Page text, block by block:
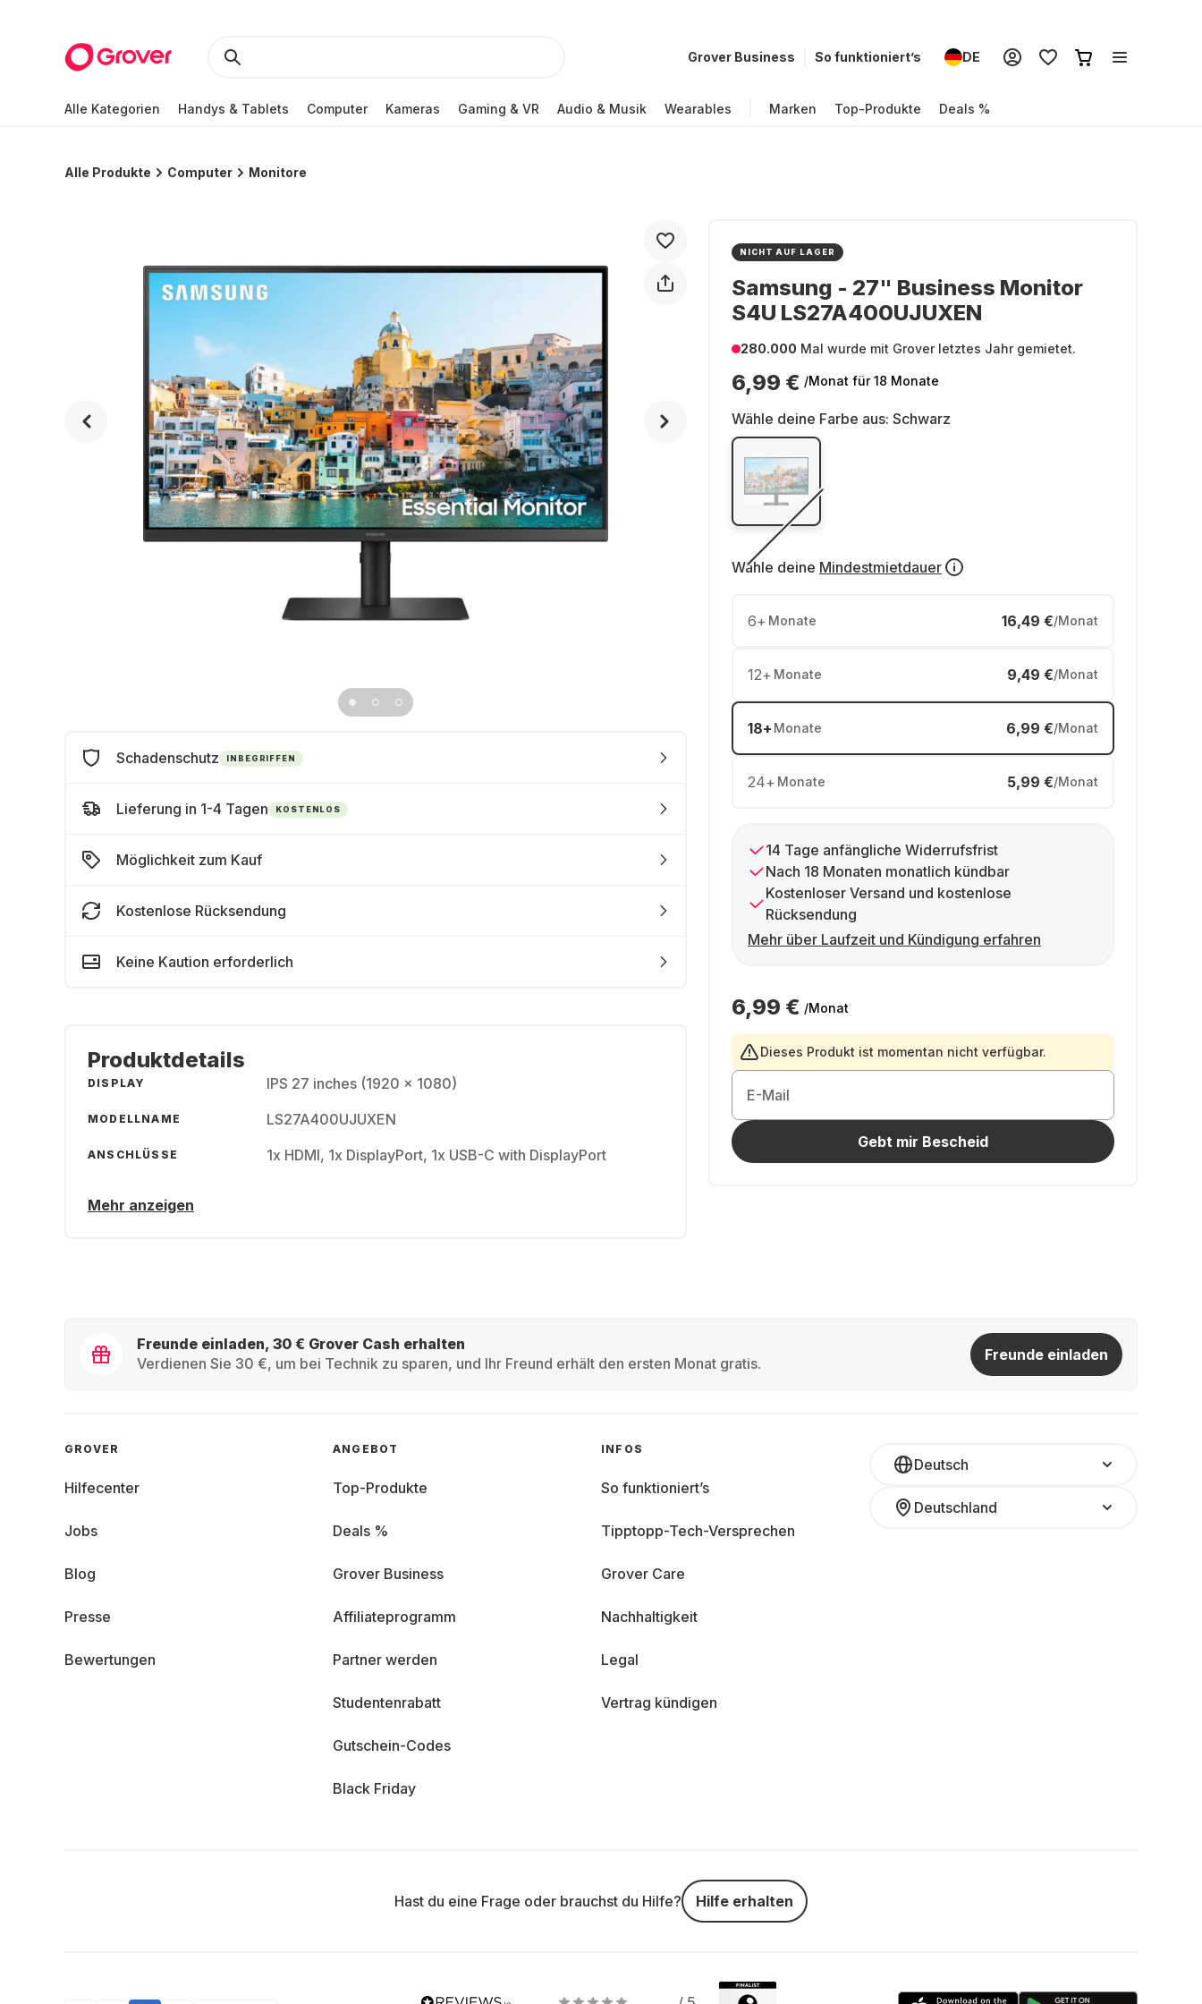
Grover Business So funktioniert’s DE
Alle Kategorien Handys & Tablets Computer Kameras Gaming & VR Audio & Musik Wearables Marken Top-Produkte Deals %
Alle Produkte Computer Monitore
NICHT AUF LAGER
Samsung - 27" Business Monitor
S4U LS27A400UJUXEN
280.000 Mal wurde mit Grover letztes Jahr gemietet.
6,99 € /Monat für 18 Monate
Wähle deine Farbe aus: Schwarz
Wähle deine Mindestmietdauer
6+ Monate 16,49 €/Monat
12+ Monate 9,49 €/Monat
18+ Monate 6,99 €/Monat
24+ Monate 5,99 €/Monat
14 Tage anfängliche Widerrufsfrist
Nach 18 Monaten monatlich kündbar
Kostenloser Versand und kostenlose
Rücksendung
Mehr über Laufzeit und Kündigung erfahren
6,99 € /Monat
Dieses Produkt ist momentan nicht verfügbar.
E-Mail
Gebt mir Bescheid
Schadenschutz INBEGRIFFEN
Lieferung in 1-4 Tagen KOSTENLOS
Möglichkeit zum Kauf
Kostenlose Rücksendung
Keine Kaution erforderlich
Produktdetails
DISPLAY IPS 27 inches (1920 x 1080)
MODELLNAME LS27A400UJUXEN
ANSCHLÜSSE 1x HDMI, 1x DisplayPort, 1x USB-C with DisplayPort
Mehr anzeigen
Freunde einladen, 30 € Grover Cash erhalten
Verdienen Sie 30 €, um bei Technik zu sparen, und Ihr Freund erhält den ersten Monat gratis.
Freunde einladen
Deutsch
Deutschland
GROVER
Hilfecenter
Jobs
Blog
Presse
Bewertungen
ANGEBOT
Top-Produkte
Deals %
Grover Business
Affiliateprogramm
Partner werden
Studentenrabatt
Gutschein-Codes
Black Friday
INFOS
So funktioniert’s
Tipptopp-Tech-Versprechen
Grover Care
Nachhaltigkeit
Legal
Vertrag kündigen
Hast du eine Frage oder brauchst du Hilfe? Hilfe erhalten